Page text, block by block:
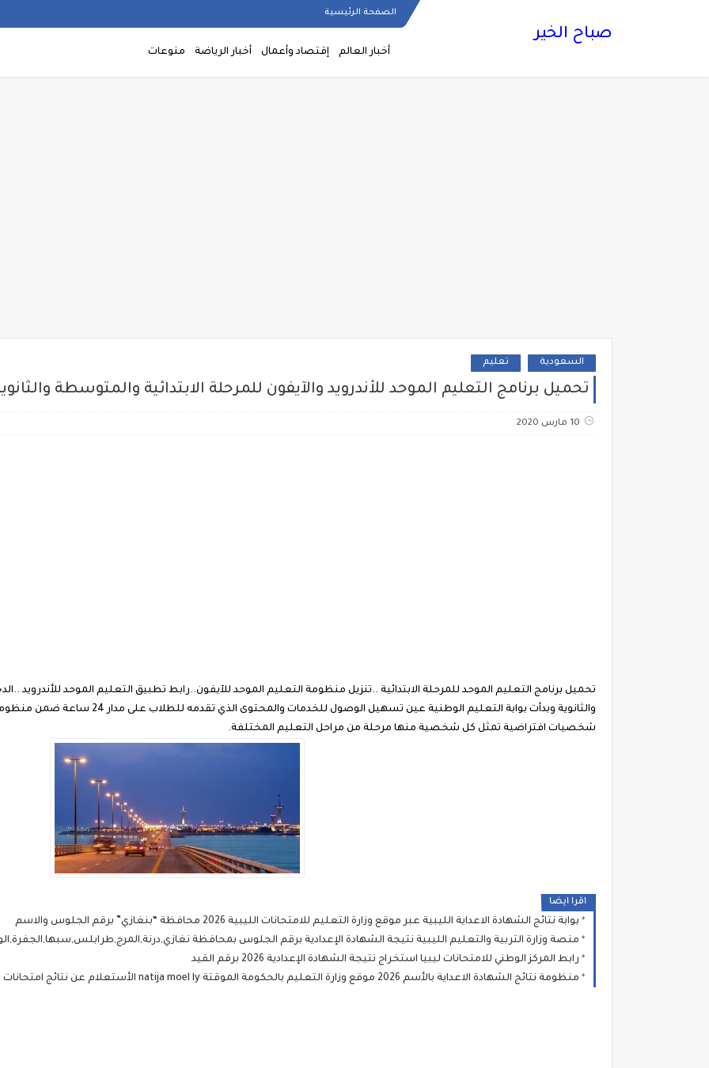
الصفحة الرئيسية
صباح الخير
أخبار العالم إقتصاد وأعمال أخبار الرياضة منوعات
السعودية تعليم
تحميل برنامج التعليم الموحد للأندرويد والآيفون للمرحلة الابتدائية والمتوسطة
10 مارس 2020
تحميل برنامج التعليم الموحد للمرحلة الابتدائية ..تنزيل منظومة التعليم الموحد للآيفون..رابط تطبيق التعليم الموحد للأندرويد
والثانوية وبدأت بوابة التعليم الوطنية
شخصيات افتراضية تمثل كل شخصية منها مرحلة من مراحل التعليم المختلفة.
اقرا ايضا
بوابة نتائج الشهادة الاعداية الليبية عبر موقع وزارة التعليم للامتحانات الليبية 2026 محافظة “بنغازي” برقم الجلوس والاسم
منصة وزارة التربية والتعليم الليبية نتيجة الشهادة الإعدادية برقم الجلوس بمحافظة نغازي,درنة,المرج,طرابلس,سبها,الجفرة,الواحا
رابط المركز الوطني للامتحانات ليبيا استخراج نتيجة الشهادة الإعدادية 2026 برقم القيد
منظومة نتائج الشهادة الاعداية بالأسم 2026 موقع وزارة التعليم بالحكومة الموقتة natija moel ly الأستعلام عن نتائج امتحانات شهادة مرحلة التعليم الأساسي الإعدادية ليبيا